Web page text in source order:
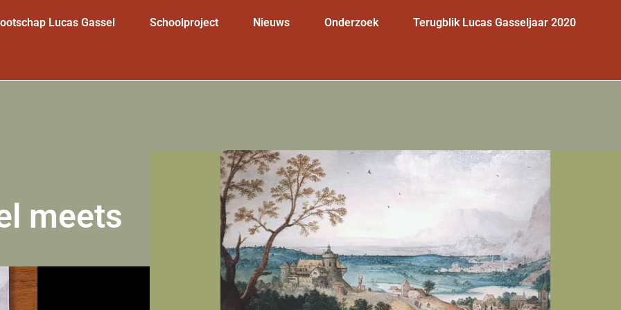
Lucas Gassel Schoolproject Nieuws Onderzoek Terugblik Lucas Gasseljaar 2020
meets